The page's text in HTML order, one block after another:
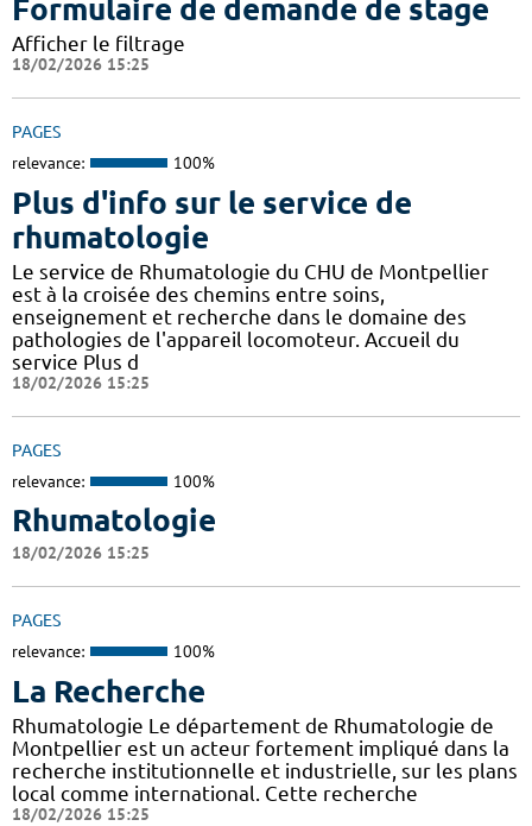
Formulaire de demande de stage
Afficher le filtrage
18/02/2026 15:25
PAGES
relevance: 100%
Plus d'info sur le service de
rhumatologie
Le service de Rhumatologie du CHU de Montpellier
est à la croisée des chemins entre soins,
enseignement et recherche dans le domaine des
pathologies de l'appareil locomoteur. Accueil du
service Plus d
18/02/2026 15:25
PAGES
relevance: 100%
Rhumatologie
18/02/2026 15:25
PAGES
relevance: 100%
La Recherche
Rhumatologie Le département de Rhumatologie de
Montpellier est un acteur fortement impliqué dans la
recherche institutionnelle et industrielle, sur les plans
local comme international. Cette recherche
18/02/2026 15:25